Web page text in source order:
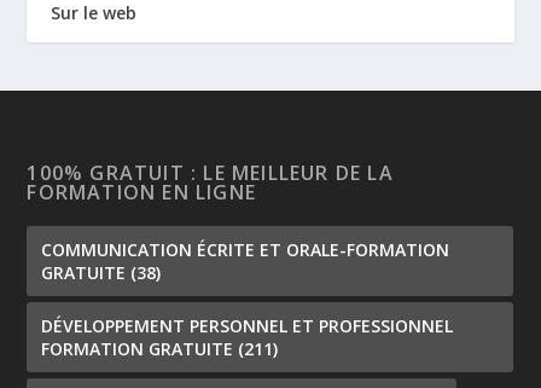
Sur le web
100% GRATUIT : LE MEILLEUR DE LA
FORMATION EN LIGNE
COMMUNICATION ÉCRITE ET ORALE-FORMATION
GRATUITE (38)
DÉVELOPPEMENT PERSONNEL ET PROFESSIONNEL
FORMATION GRATUITE (211)